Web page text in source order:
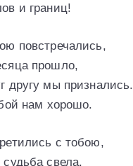
и границ!
повстречались,
прошло,
другу мы признались.
нам хорошо.
с тобою,
свела.